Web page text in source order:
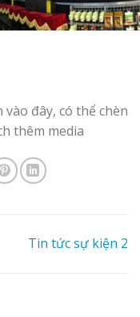
đây, có thể chèn
thêm media
Tin tức sự kiện 2